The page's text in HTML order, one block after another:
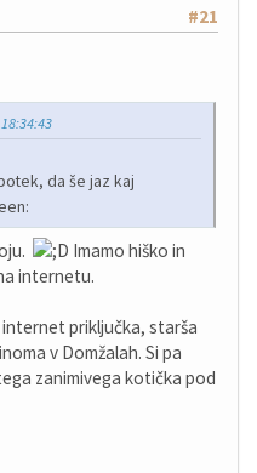
#21
da še jaz kaj
Imamo hiško in
internetu.
priključka, starša
v Domžalah. Si pa
zanimivega kotička pod